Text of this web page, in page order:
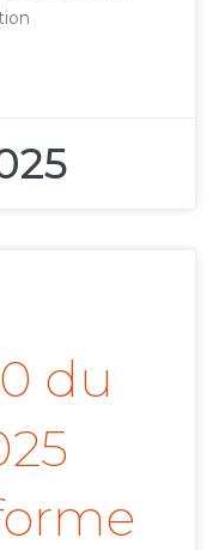
du